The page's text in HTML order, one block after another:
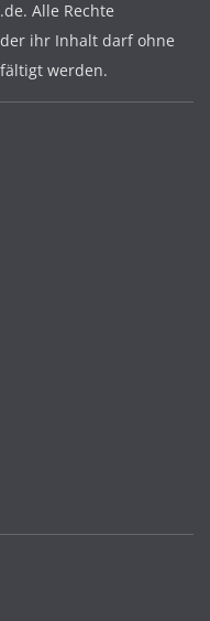
Alle Rechte
ihr Inhalt darf ohne
werden.